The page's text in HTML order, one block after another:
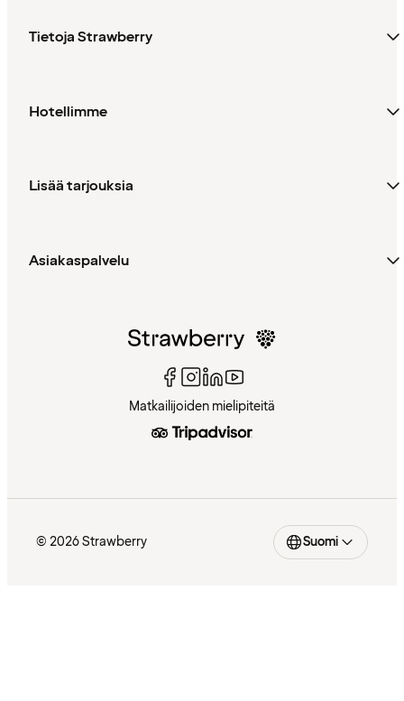
Tietoja Strawberry
Hotellimme
Lisää tarjouksia
Asiakaspalvelu
Matkailijoiden mielipiteitä
© 2026 Strawberry Suomi